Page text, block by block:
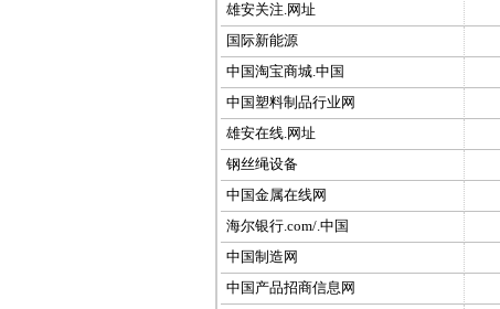
雄安关注.网址
国际新能源
中国淘宝商城.中国
中国塑料制品行业网
雄安在线.网址
钢丝绳设备
中国金属在线网
海尔银行.com/.中国
中国制造网
中国产品招商信息网